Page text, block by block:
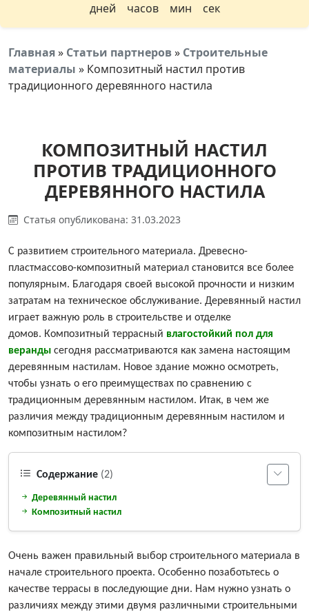
дней часов мин сек
Главная» Статьи партнеров» Строительные
материалы » Композитный настил против
традиционного деревянного настила
КОМПОЗИТНЫЙ НАСТИЛ
ПРОТИВ ТРАДИЦИОННОГО
ДЕРЕВЯННОГО НАСТИЛА
Статья опубликована: 31.03.2023
С развитием строительного материала. Древесно-
пластмассово-композитный материал становится все более
популярным. Благодаря своей высокой прочности и низким
затратам на техническое обслуживание. Деревянный настил
играет важную роль в строительстве и отделке
домов. Композитный террасный влагостойкий пол для
веранды сегодня рассматриваются как замена настоящим
деревянным настилам. Новое здание можно осмотреть,
чтобы узнать о его преимуществах по сравнению с
традиционным деревянным настилом. Итак, в чем же
различия между традиционным деревянным настилом и
композитным настилом?
Содержание (2)
Деревянный настил
Композитный настил
Очень важен правильный выбор строительного материала в
начале строительного проекта. Особенно позаботьтесь о
качестве террасы в последующие дни. Нам нужно узнать о
различиях между этими двумя различными строительными